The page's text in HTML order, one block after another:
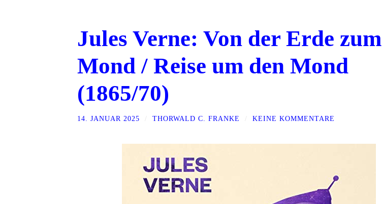
Jules Verne: Von der Erde zum
Mond / Reise um den Mond
(1865/70)
14. JANUAR 2025 / THORWALD C. FRANKE / KEINE KOMMENTARE